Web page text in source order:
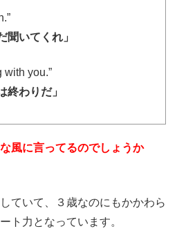
聞いてくれ」
with you.”
終わりだ」
風に言ってるのでしょうか
ていて、３歳なのにもかかわら
ト力となっています。